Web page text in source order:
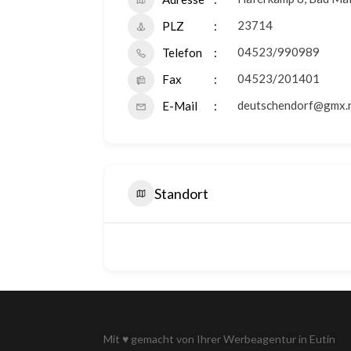
PLZ
23714
Telefon
04523/990989
Fax
04523/201401
E-Mail
Standort
Mit ♥ gemacht von IhrerWerbeagentur in Eutin